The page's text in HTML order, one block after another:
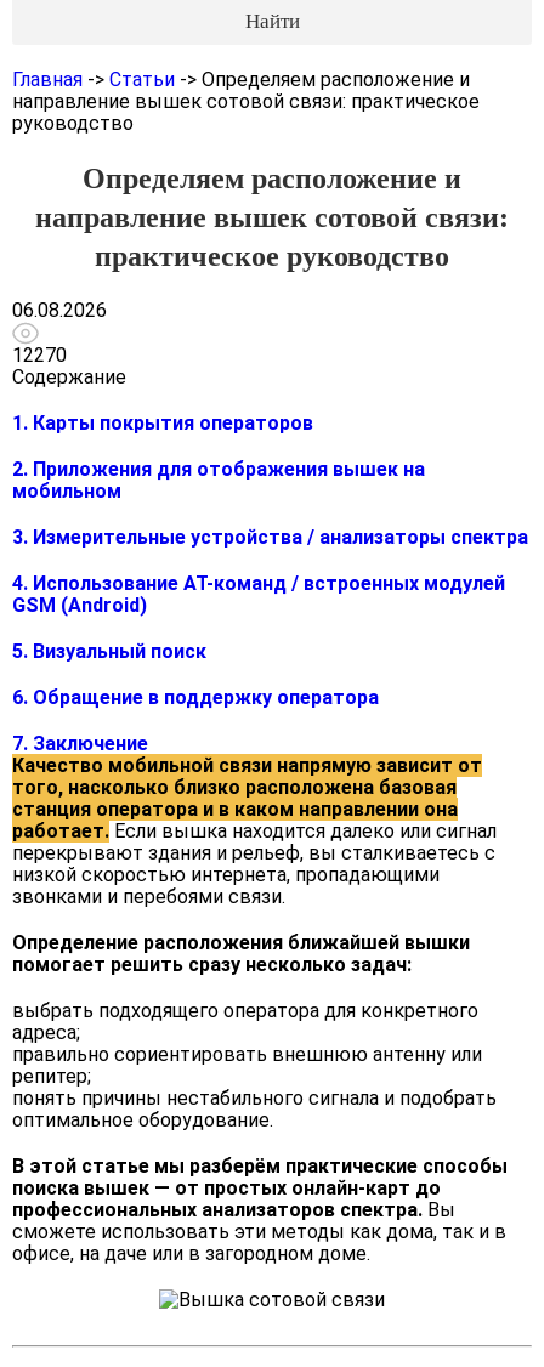
Главная -> Статьи -> Определяем расположение и
направление вышек сотовой связи: практическое
руководство
Определяем расположение и
направление вышек сотовой связи:
практическое руководство
06.08.2026
12270
Содержание
1. Карты покрытия операторов
2. Приложения для отображения вышек на
мобильном
3. Измерительные устройства / анализаторы спектра
4. Использование AT-команд / встроенных модулей
GSM (Android)
5. Визуальный поиск
6. Обращение в поддержку оператора
7. Заключение
Качество мобильной связи напрямую зависит от
того, насколько близко расположена базовая
станция оператора и в каком направлении она
работает. Если вышка находится далеко или сигнал
перекрывают здания и рельеф, вы сталкиваетесь с
низкой скоростью интернета, пропадающими
звонками и перебоями связи.
Определение расположения ближайшей вышки
помогает решить сразу несколько задач:
выбрать подходящего оператора для конкретного
адреса;
правильно сориентировать внешнюю антенну или
репитер;
понять причины нестабильного сигнала и подобрать
оптимальное оборудование.
В этой статье мы разберём практические способы
поиска вышек — от простых онлайн-карт до
профессиональных анализаторов спектра. Вы
сможете использовать эти методы как дома, так и в
офисе, на даче или в загородном доме.